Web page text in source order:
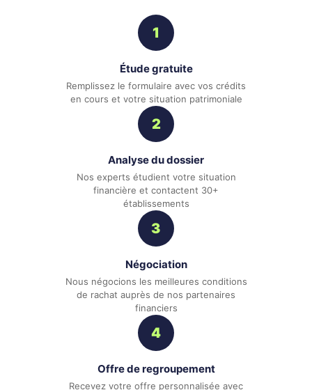
1
Étude gratuite
Remplissez le formulaire avec vos crédits
en cours et votre situation patrimoniale
2
Analyse du dossier
Nos experts étudient votre situation
financière et contactent 30+
établissements
3
Négociation
Nous négocions les meilleures conditions
de rachat auprès de nos partenaires
financiers
4
Offre de regroupement
Recevez votre offre personnalisée avec